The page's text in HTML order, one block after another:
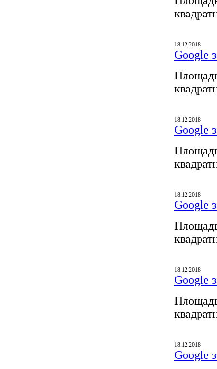
18.12.2018
Google
18.12.2018
Google
18.12.2018
Google
18.12.2018
Google
18.12.2018
Google